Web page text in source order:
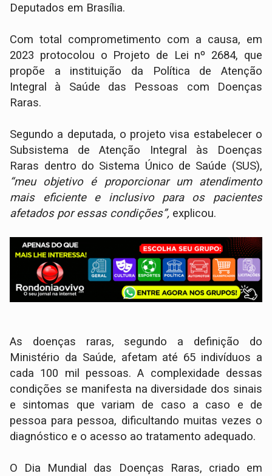
Deputados em Brasília.
Com total comprometimento com a causa, em
2023 protocolou o Projeto de Lei nº 2684, que
propõe a instituição da Política de Atenção
Integral à Saúde das Pessoas com Doenças
Raras.
Segundo a deputada, o projeto visa estabelecer o
Subsistema de Atenção Integral às Doenças
Raras dentro do Sistema Único de Saúde (SUS),
“meu objetivo é proporcionar um atendimento
mais eficiente e inclusivo para os pacientes
afetados por essas condições”, explicou.
As doenças raras, segundo a definição do
Ministério da Saúde, afetam até 65 indivíduos a
cada 100 mil pessoas. A complexidade dessas
condições se manifesta na diversidade dos sinais
e sintomas que variam de caso a caso e de
pessoa para pessoa, dificultando muitas vezes o
diagnóstico e o acesso ao tratamento adequado.
O Dia Mundial das Doenças Raras, criado em